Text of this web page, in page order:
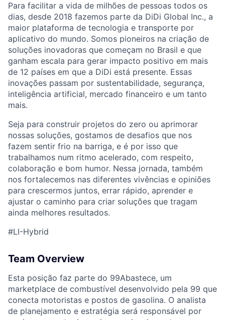
ACME Homepage
Para facilitar a vida de milhões de pessoas todos os
dias, desde 2018 fazemos parte da DiDi Global Inc., a
maior plataforma de tecnologia e transporte por
aplicativo do mundo. Somos pioneiros na criação de
soluções inovadoras que começam no Brasil e que
ganham escala para gerar impacto positivo em mais
de 12 países em que a DiDi está presente. Essas
inovações passam por sustentabilidade, segurança,
inteligência artificial, mercado financeiro e um tanto
mais.
Seja para construir projetos do zero ou aprimorar
nossas soluções, gostamos de desafios que nos
fazem sentir frio na barriga, e é por isso que
trabalhamos num ritmo acelerado, com respeito,
colaboração e bom humor. Nessa jornada, também
nos fortalecemos nas diferentes vivências e opiniões
para crescermos juntos, errar rápido, aprender e
ajustar o caminho para criar soluções que tragam
ainda melhores resultados.
#LI-Hybrid
Team Overview
Esta posição faz parte do 99Abastece, um
marketplace de combustível desenvolvido pela 99 que
conecta motoristas e postos de gasolina. O analista
de planejamento e estratégia será responsável por